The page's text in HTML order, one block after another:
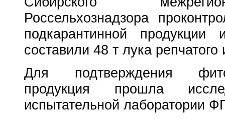
Россельхознадзора
подкарантинной продукции
составили 48 т лука
Для подтверждения
продукция прошла
испытательной лаборатории